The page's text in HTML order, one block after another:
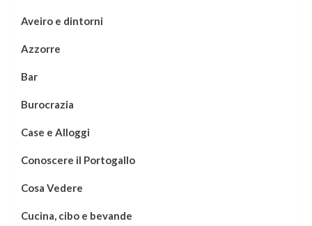
Aveiro e dintorni
Azzorre
Bar
Burocrazia
Case e Alloggi
Conoscere il Portogallo
Cosa Vedere
Cucina, cibo e bevande